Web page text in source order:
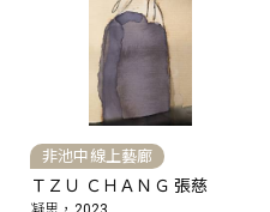
非池中線上藝廊
ＴＺＵ ＣＨＡＮＧ 張慈